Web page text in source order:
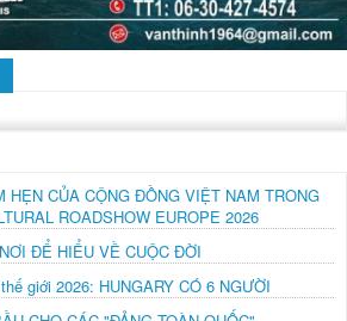
HẸN CỦA CỘNG ĐỒNG VIỆT NAM TRONG
ROADSHOW EUROPE 2026
ĐỂ HIỂU VỀ CUỘC ĐỜI
giới 2026: HUNGARY CÓ 6 NGƯỜI